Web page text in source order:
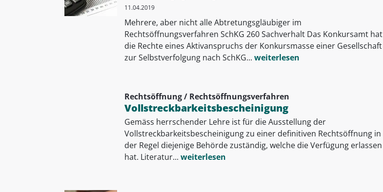
11.04.2019
Mehrere, aber nicht alle Abtretungsgläubiger im
Rechtsöffnungsverfahren SchKG 260 Sachverhalt Das Konkursamt hat
die Rechte eines Aktivanspruchs der Konkursmasse einer Gesellschaft
zur Selbstverfolgung nach SchKG... weiterlesen
Rechtsöffnung / Rechtsöffnungsverfahren
Vollstreckbarkeitsbescheinigung
Gemäss herrschender Lehre ist für die Ausstellung der
Vollstreckbarkeitsbescheinigung zu einer definitiven Rechtsöffnung in
der Regel diejenige Behörde zuständig, welche die Verfügung erlassen
hat. Literatur... weiterlesen